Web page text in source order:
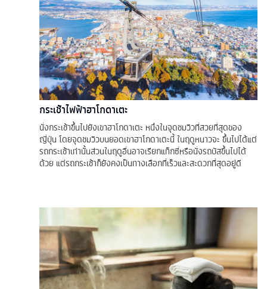
กระเช้าไฟฟ้าฮาโกดาเตะ
นั่งกระเช้าขึ้นไปยังเขาฮาโกดาเตะ หนึ่งในจุดชมวิวที่สวยที่สุดของ
ญี่ปุ่น โดยจุดชมวิวบนยอดเขาฮาโกดาเตะนี้ ในฤดูหนาวจะ ขึ้นไปได้แต่
รถกระเช้าเท่านั้นส่วนในฤดูอื่นอาจเรียกแท็กซี่หรือนั่งรถบัสขึ้นไปได้
ด้วย แต่รถกระเช้าก็ยังคงเป็นทางเลือกที่เร็วและสะดวกที่สุดอยู่ดี